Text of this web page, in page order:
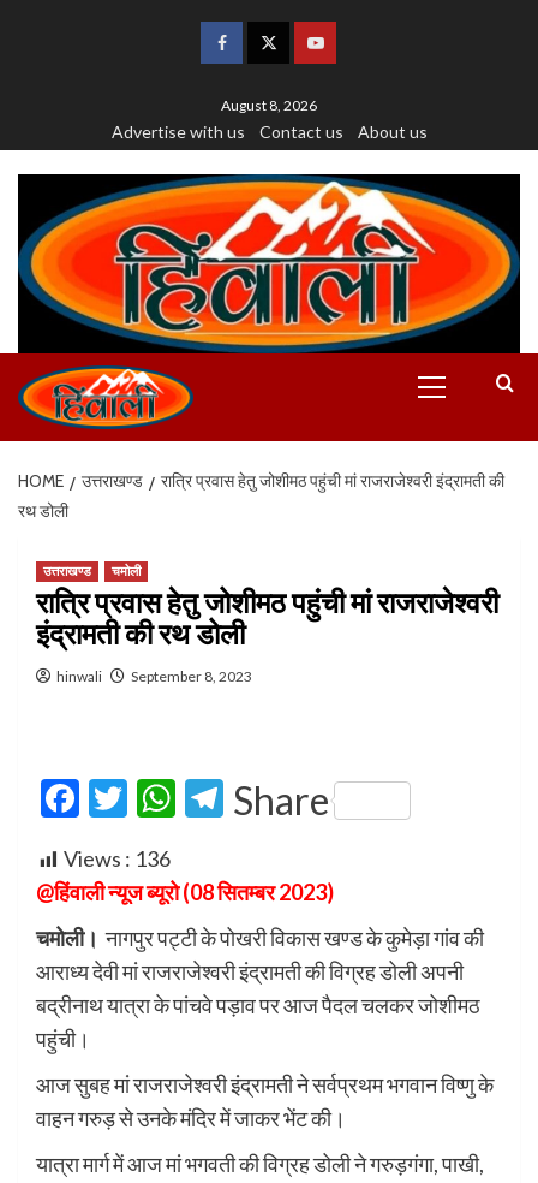
August 8, 2026
Advertise with us Contact us About us
HOME उत्तराखण्ड
रात्रि प्रवास हेतु जोशीमठ पहुंची मां राजराजेश्वरी इंद्रामती की
रथ डोली
उत्तराखण्ड चमोली
रात्रि प्रवास हेतु जोशीमठ पहुंची मां राजराजेश्वरी
इंद्रामती की रथ डोली
hinwali September 8, 2023
Facebook
Twitter
WhatsApp
Telegram
Share
Views : 136
@हिंवाली न्यूज ब्यूरो (08 सितम्बर 2023)
चमोली।नागपुर पट्टी के पोखरी विकास खण्ड के कुमेड़ा गांव की
आराध्य देवी मां राजराजेश्वरी इंद्रामती की विग्रह डोली अपनी
बद्रीनाथ यात्रा के पांचवे पड़ाव पर आज पैदल चलकर जोशीमठ
पहुंची।
आज सुबह मां राजराजेश्वरी इंद्रामती ने सर्वप्रथम भगवान विष्णु के
वाहन गरुड़ से उनके मंदिर में जाकर भेंट की।
यात्रा मार्ग में आज मां भगवती की विग्रह डोली ने गरुड़गंगा, पाखी,